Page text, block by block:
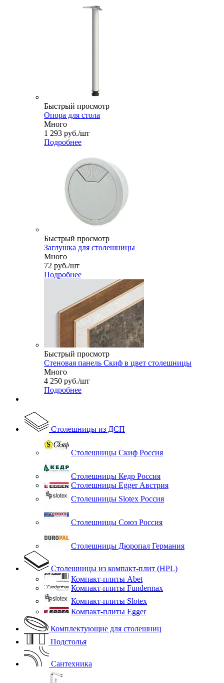
Быстрый просмотр
Опора для стола
Много
1 293 руб./шт
Подробнее
Быстрый просмотр
Заглушка для столешницы
Много
72 руб./шт
Подробнее
Быстрый просмотр
Стеновая панель Скиф в цвет столешницы
Много
4 250 руб./шт
Подробнее
Столешницы из ДСП
Столешницы Скиф Россия
Столешницы Кедр Россия
Столешницы Egger Австрия
Столешницы Slotex Россия
Столешницы Союз Россия
Столешницы Дюропал Германия
Столешницы из компакт-плит (HPL)
Компакт-плиты Abet
Компакт-плиты Fundermax
Компакт-плиты Slotex
Компакт-плиты Egger
Комплектующие для столешниц
Подстолья
Сантехника